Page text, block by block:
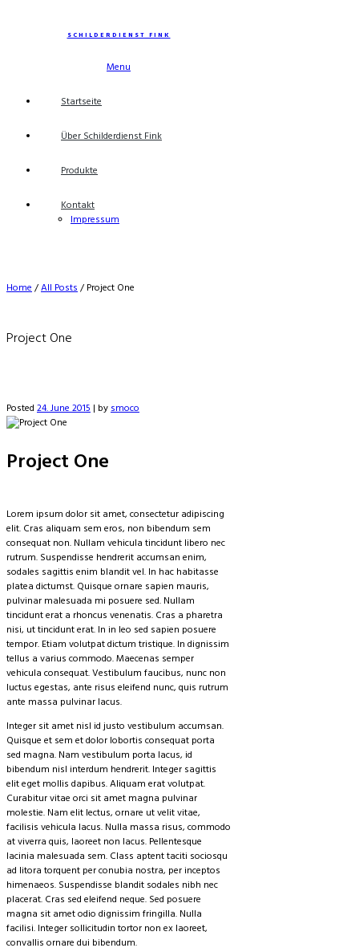
SCHILDERDIENST FINK
Menu
Startseite
Über Schilderdienst Fink
Produkte
Kontakt
Impressum
Home/All Posts/ Project One
Project One
Posted 24. June 2015 | bysmoco
Project One
Lorem ipsum dolor sit amet, consectetur adipiscing
elit. Cras aliquam sem eros, non bibendum sem
consequat non. Nullam vehicula tincidunt libero nec
rutrum. Suspendisse hendrerit accumsan enim,
sodales sagittis enim blandit vel. In hac habitasse
platea dictumst. Quisque ornare sapien mauris,
pulvinar malesuada mi posuere sed. Nullam
tincidunt erat a rhoncus venenatis. Cras a pharetra
nisi, ut tincidunt erat. In in leo sed sapien posuere
tempor. Etiam volutpat dictum tristique. In dignissim
tellus a varius commodo. Maecenas semper
vehicula consequat. Vestibulum faucibus, nunc non
luctus egestas, ante risus eleifend nunc, quis rutrum
ante massa pulvinar lacus.
Integer sit amet nisl id justo vestibulum accumsan.
Quisque et sem et dolor lobortis consequat porta
sed magna. Nam vestibulum porta lacus, id
bibendum nisl interdum hendrerit. Integer sagittis
elit eget mollis dapibus. Aliquam erat volutpat.
Curabitur vitae orci sit amet magna pulvinar
molestie. Nam elit lectus, ornare ut velit vitae,
facilisis vehicula lacus. Nulla massa risus, commodo
at viverra quis, laoreet non lacus. Pellentesque
lacinia malesuada sem. Class aptent taciti sociosqu
ad litora torquent per conubia nostra, per inceptos
himenaeos. Suspendisse blandit sodales nibh nec
placerat. Cras sed eleifend neque. Sed posuere
magna sit amet odio dignissim fringilla. Nulla
facilisi. Integer sollicitudin tortor non ex laoreet,
convallis ornare dui bibendum.